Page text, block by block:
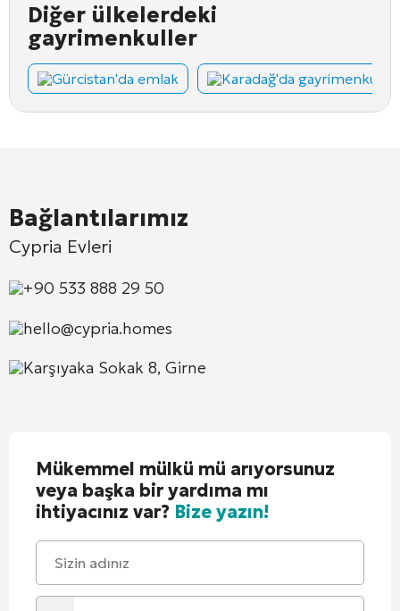
Diğer ülkelerdeki
gayrimenkuller
Gürcistan'da emlak Karadağ'da gayrimenkul
Bağlantılarımız
Cypria Evleri
+90 533 888 29 50
hello@cypria.homes
Karşıyaka Sokak 8, Girne
Mükemmel mülkü mü arıyorsunuz
veya başka bir yardıma mı
ihtiyacınız var? Bize yazın!